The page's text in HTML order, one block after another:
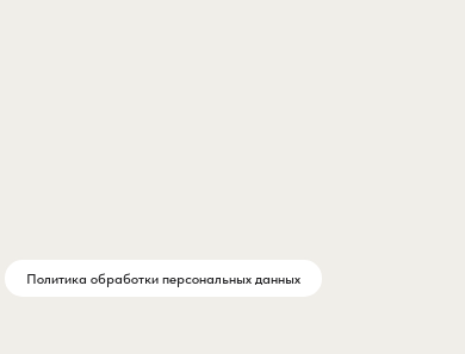
Политика обработки персональных данных